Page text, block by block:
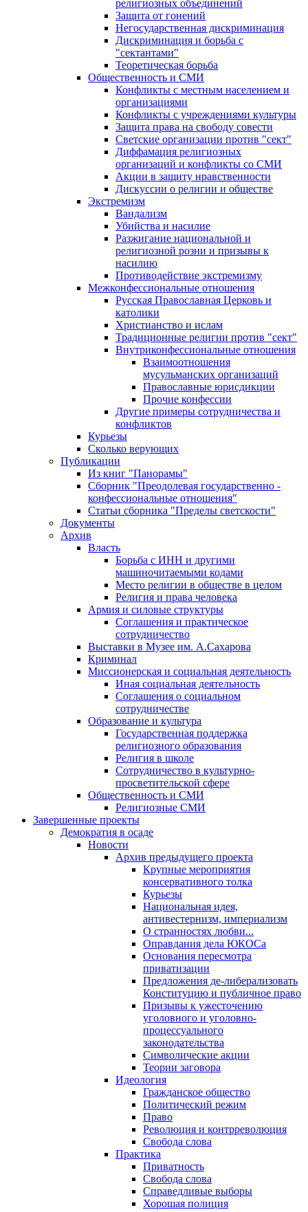
религиозных объединений
Защита от гонений
Негосударственная дискриминация
Дискриминация и борьба с
"сектантами"
Теоретическая борьба
Общественность и СМИ
Конфликты с местным населением и
организациями
Конфликты с учреждениями культуры
Защита права на свободу совести
Светские организации против "сект"
Диффамация религиозных
организаций и конфликты со СМИ
Акции в защиту нравственности
Дискуссии о религии и обществе
Экстремизм
Вандализм
Убийства и насилие
Разжигание национальной и
религиозной розни и призывы к
насилию
Противодействие экстремизму
Межконфессиональные отношения
Русская Православная Церковь и
католики
Христианство и ислам
Традиционные религии против "сект"
Внутриконфессиональные отношения
Взаимоотношения
мусульманских организаций
Православные юрисдикции
Прочие конфессии
Другие примеры сотрудничества и
конфликтов
Курьезы
Сколько верующих
Публикации
Из книг "Панорамы"
Сборник "Преодолевая государственно -
конфессиональные отношения"
Статьи сборника "Пределы светскости"
Документы
Архив
Власть
Борьба с ИНН и другими
машиночитаемыми кодами
Место религии в обществе в целом
Религия и права человека
Армия и силовые структуры
Соглашения и практическое
сотрудничество
Выставки в Музее им. А.Сахарова
Криминал
Миссионерская и социальная деятельность
Иная социальная деятельность
Соглашения о социальном
сотрудничестве
Образование и культура
Государственная поддержка
религиозного образования
Религия в школе
Сотрудничество в культурно-
просветительской сфере
Общественность и СМИ
Религиозные СМИ
Завершенные проекты
Демократия в осаде
Новости
Архив предыдущего проекта
Крупные мероприятия
консервативного толка
Курьезы
Национальная идея,
антивестернизм, империализм
О странностях любви...
Оправдания дела ЮКОСа
Основания пересмотра
приватизации
Предложения де-либерализовать
Конституцию и публичное право
Призывы к ужесточению
уголовного и уголовно-
процессуального
законодательства
Символические акции
Теории заговора
Идеология
Гражданское общество
Политический режим
Право
Революция и контрреволюция
Свобода слова
Практика
Приватность
Свобода слова
Справедливые выборы
Хорошая полиция